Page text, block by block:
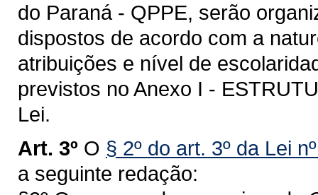
do Paraná - QPPE, serão
dispostos de acordo com a
atribuições e nível de
previstos no Anexo I -
Lei.
Art. 3º O § 2º do art. 3º da Lei
a seguinte redação: